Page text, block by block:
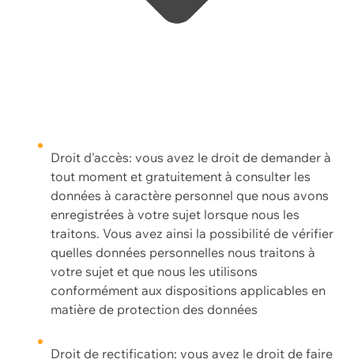
Droit d'accès: vous avez le droit de demander à
tout moment et gratuitement à consulter les
données à caractère personnel que nous avons
enregistrées à votre sujet lorsque nous les
traitons. Vous avez ainsi la possibilité de vérifier
quelles données personnelles nous traitons à
votre sujet et que nous les utilisons
conformément aux dispositions applicables en
matière de protection des données
Droit de rectification: vous avez le droit de faire